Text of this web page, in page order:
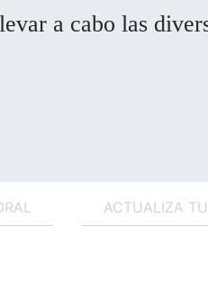
a cabo las
ACTUALIZA